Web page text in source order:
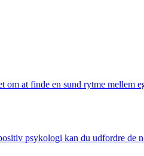
at finde en sund rytme mellem
psykologi kan du udfordre de